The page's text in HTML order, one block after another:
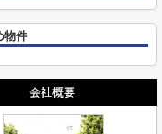
物件